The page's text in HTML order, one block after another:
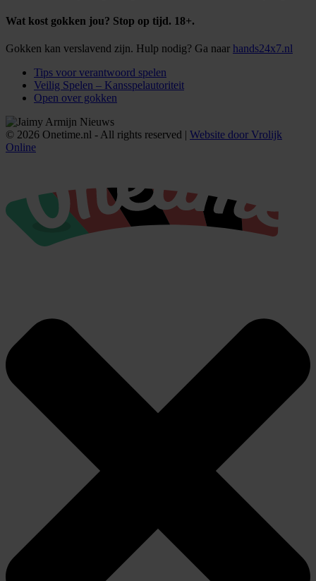
Wat kost gokken jou? Stop op tijd. 18+.
Gokken kan verslavend zijn. Hulp nodig? Ga naar hands24x7.nl
Tips voor verantwoord spelen
Veilig Spelen – Kansspelautoriteit
Open over gokken
© 2026 Onetime.nl - All rights reserved | Website door Vrolijk
Online